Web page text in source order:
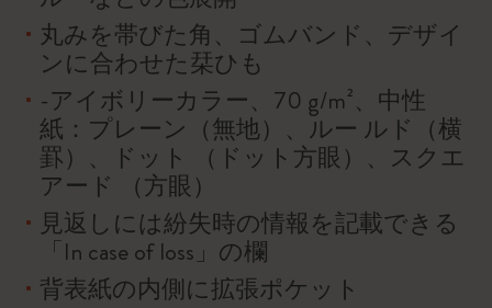
丸みを帯びた角、ゴムバンド、デザイ
ンに合わせた栞ひも
-アイボリーカラー、70 g/m²、中性
紙：プレーン（無地）、ルー ルド（横
罫）、ドット （ドット方眼）、スクエ
アード （方眼）
見返しには紛失時の情報を記載できる
「In case of loss」の欄
背表紙の内側に拡張ポケット